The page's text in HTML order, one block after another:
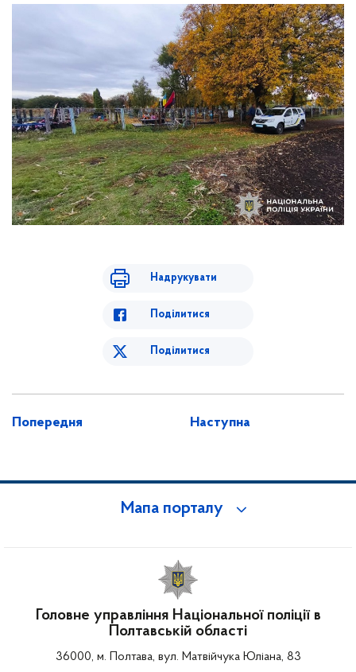
Надрукувати
Поділитися
Поділитися
Попередня Наступна
Мапа порталу
Головне управління Національної поліції в
Полтавській області
36000, м. Полтава, вул. Матвійчука Юліана, 83